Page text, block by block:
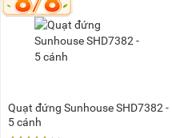
Quạt đứng Sunhouse SHD7382 -
5 cánh